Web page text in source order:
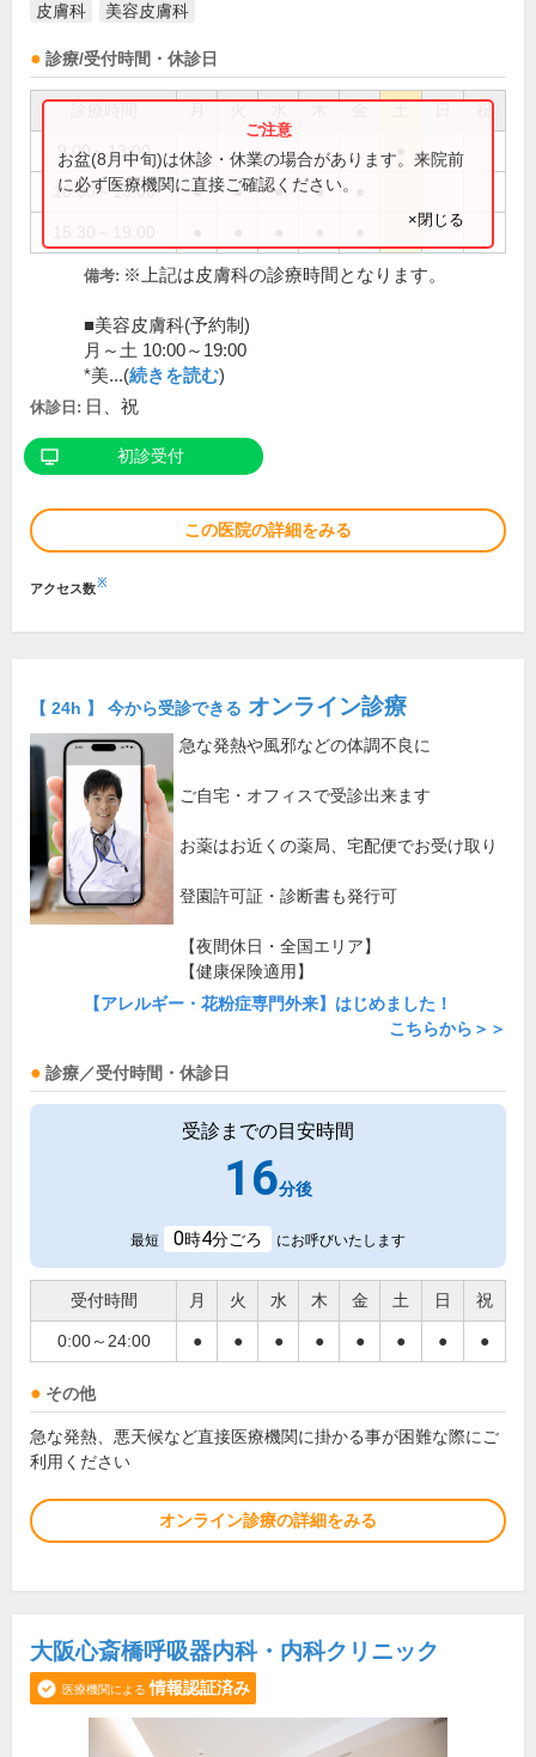
皮膚科 美容皮膚科
診療/受付時間・休診日
祝
9:00～13:00
10:00～13:00 ● ● ● ●
お盆(8月中旬)は休診・休業の場合があります。来院前
に必ず医療機関に直接ご確認ください。
×閉じる
備考: ※上記は皮膚科の診療時間となります。
■美容皮膚科(予約制)
月～土 10:00～19:00
*美...(続きを読む)
休診日: 日、祝
初診受付
この医院の詳細をみる
アクセス数※
【 24h 】 今から受診できる オンライン診療
急な発熱や風邪などの体調不良に
ご自宅・オフィスで受診出来ます
お薬はお近くの薬局、宅配便でお受け取り
登園許可証・診断書も発行可
【夜間休日・全国エリア】
【健康保険適用】
【アレルギー・花粉症専門外来】はじめました！
こちらから＞＞
診療／受付時間・休診日
受診までの目安時間
16分後
最短 0時4分ごろ にお呼びいたします
受付時間 月 火 水 木 金 土 日 祝
0:00～24:00 ● ● ● ● ● ● ● ●
その他
急な発熱、悪天候など直接医療機関に掛かる事が困難な際にご
利用ください
オンライン診療の詳細をみる
大阪心斎橋呼吸器内科・内科クリニック
医療機関による 情報認証済み